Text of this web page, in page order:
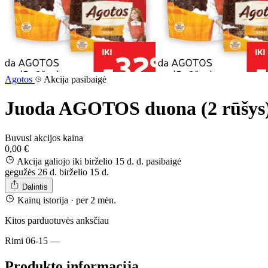
Agotos Akcija pasibaigė
Juoda AGOTOS duona (2
Buvusi akcijos kaina
0,00 €
Akcija galiojo iki birželio 15 d. d. pasibaigė
gegužės 26 d. birželio 15 d.
Dalintis
Kainų istorija · per 2 mėn.
Kitos parduotuvės anksčiau
Rimi 06-15 —